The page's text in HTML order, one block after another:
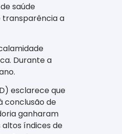
saúde
transparência a
Durante a
esclarece que
conclusão de
ganharam
índices de